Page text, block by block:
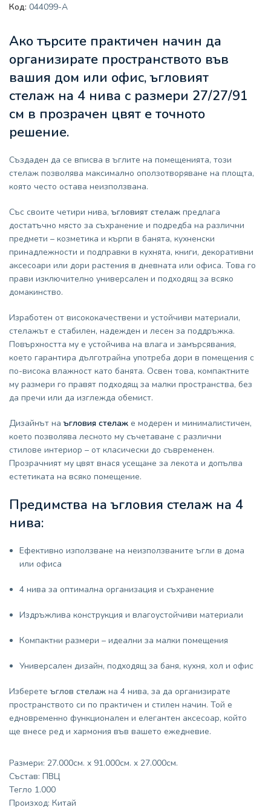
Код: 044099-A
Ако търсите практичен начин да
организирате пространството във
вашия дом или офис,ъгловият
стелаж на 4 нива с размери 27/27/91
см в прозрачен цвят е точното
решение.
Създаден да се вписва в ъглите на помещенията, този
стелаж позволява максимално оползотворяване на площта,
която често остава неизползвана.
Със своите четири нива,ъгловият стелаж предлага
достатъчно място за съхранение и подредба на различни
предмети – козметика и кърпи в банята, кухненски
принадлежности и подправки в кухнята, книги, декоративни
аксесоари или дори растения в дневната или офиса. Това го
прави изключително универсален и подходящ за всяко
домакинство.
Изработен от висококачествени и устойчиви материали,
стелажът е стабилен, надежден и лесен за поддръжка.
Повърхността му е устойчива на влага и замърсявания,
което гарантира дълготрайна употреба дори в помещения с
по-висока влажност като банята. Освен това, компактните
му размери го правят подходящ за малки пространства, без
да пречи или да изглежда обемист.
Дизайнът наъгловия стелаж е модерен и минималистичен,
което позволява лесното му съчетаване с различни
стилове интериор – от класически до съвременен.
Прозрачният му цвят внася усещане за лекота и допълва
естетиката на всяко помещение.
Предимства на ъгловия стелаж на 4
нива:
Ефективно използване на неизползваните ъгли в дома
или офиса
4 нива за оптимална организация и съхранение
Издръжлива конструкция и влагоустойчиви материали
Компактни размери – идеални за малки помещения
Универсален дизайн, подходящ за баня, кухня, хол и офис
Изберетеъглов стелаж на 4 нива, за да организирате
пространството си по практичен и стилен начин. Той е
едновременно функционален и елегантен аксесоар, който
ще внесе ред и хармония във вашето ежедневие.
Размери: 27.000см. x 91.000см. x 27.000см.
Състав: ПВЦ
Тегло 1.000
Произход: Китай